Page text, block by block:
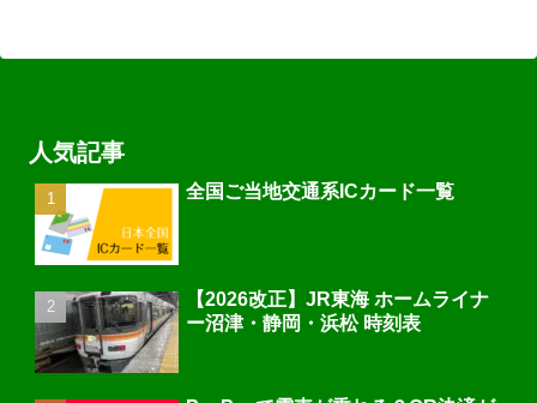
人気記事
全国ご当地交通系ICカード一覧
【2026改正】JR東海 ホームライナ
ー沼津・静岡・浜松 時刻表